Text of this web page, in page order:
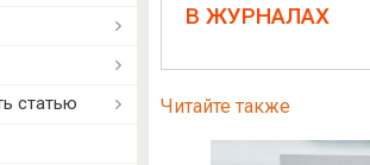
В ЖУРНАЛАХ
Читайте также
статью